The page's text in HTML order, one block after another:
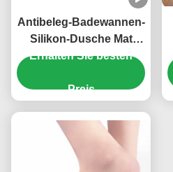
Antibeleg-Badewannen-
Silikon-Dusche Mat
Harmless Waterproof
Erhalten Sie besten
Preis